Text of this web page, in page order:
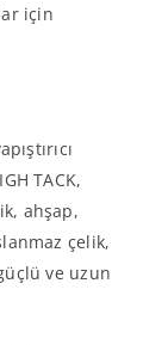
için
TACK,
ahşap,
çelik,
ve uzun